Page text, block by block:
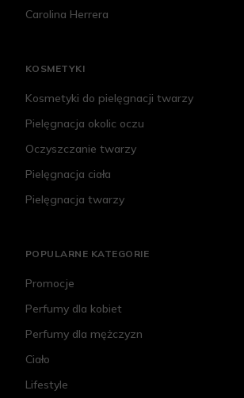
Carolina Herrera
KOSMETYKI
Kosmetyki do pielęgnacji twarzy
Pielęgnacja okolic oczu
Oczyszczanie twarzy
Pielęgnacja ciała
Pielęgnacja twarzy
POPULARNE KATEGORIE
Promocje
Perfumy dla kobiet
Perfumy dla mężczyzn
Ciało
Lifestyle